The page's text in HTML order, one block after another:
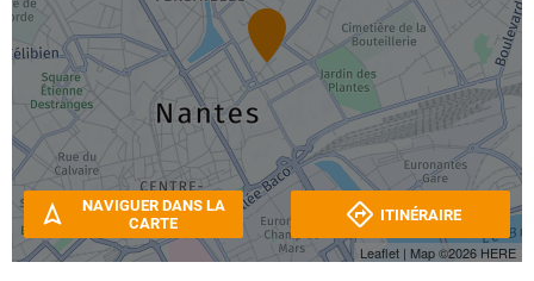
Leaflet | Map ©2026 HERE
NAVIGUER DANS LA
CARTE
ITINÉRAIRE